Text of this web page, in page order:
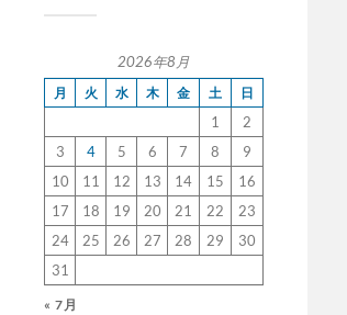
2026年8月
月 火 水 木 金 土 日
1
2
3
4 5 6 7 8
9
10
11 12 13 14 15
16
17
18 19 20 21 22
23
24
25 26 27 28 29
30
31
« 7月